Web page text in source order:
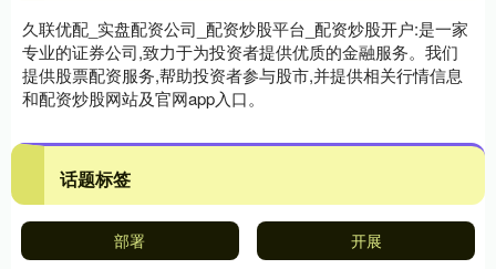
久联优配_实盘配资公司_配资炒股平台_配资炒股开户:是一家
专业的证券公司,致力于为投资者提供优质的金融服务。我们
提供股票配资服务,帮助投资者参与股市,并提供相关行情信息
和配资炒股网站及官网app入口。
话题标签
部署 开展